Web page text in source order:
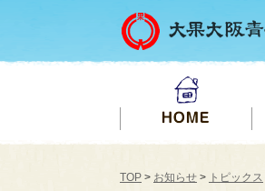
TOP > お知らせ > トピックス